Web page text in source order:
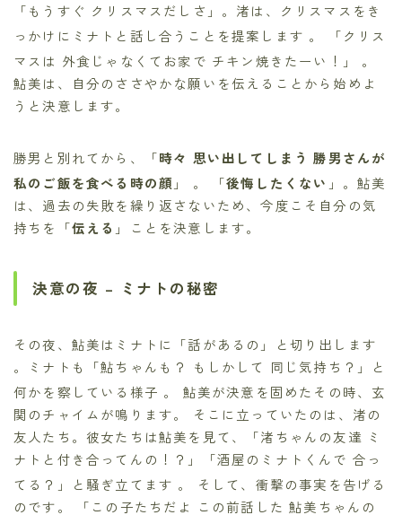
「もうすぐ クリスマスだしさ」。渚は、クリスマスをき
っかけにミナトと話し合うことを提案します 。 「クリス
マスは 外食じゃなくてお家で チキン焼きたーい！」 。
鮎美は、自分のささやかな願いを伝えることから始めよ
うと決意します。
勝男と別れてから、「時々 思い出してしまう 勝男さんが
私のご飯を食べる時の顔 」 。 「後悔したくない 」。鮎美
は、過去の失敗を繰り返さないため、今度こそ自分の気
持ちを「伝える 」ことを決意します。
決意の夜 – ミナトの秘密
その夜、鮎美はミナトに「話があるの」と切り出します
。ミナトも「鮎ちゃんも？ もしかして 同じ気持ち？」と
何かを察している様子 。 鮎美が決意を固めたその時、玄
関のチャイムが鳴ります。 そこに立っていたのは、渚の
友人たち。彼女たちは鮎美を見て、「渚ちゃんの友達 ミ
ナトと付き合ってんの！？」「酒屋のミナトくんで 合っ
てる？」と騒ぎ立てます 。 そして、衝撃の事実を告げる
のです。 「この子たちだよ この前話した 鮎美ちゃんの